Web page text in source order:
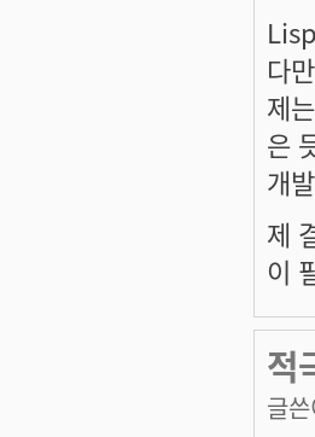
다
제
은
개
제
이
적
글